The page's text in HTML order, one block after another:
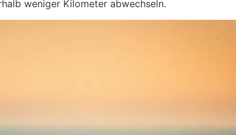
weniger Kilometer abwechseln.